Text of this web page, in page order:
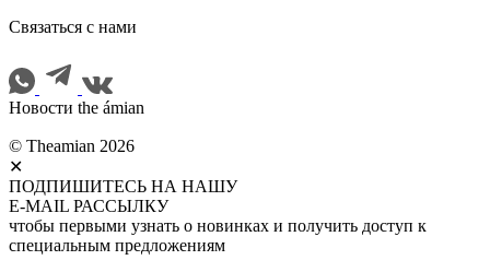
Cвязаться с нами
Новости the ámian
© Theamian 2026
✕
ПОДПИШИТЕСЬ НА НАШУ
E-MAIL РАССЫЛКУ
чтобы первыми узнать о новинках и получить доступ к
специальным предложениям